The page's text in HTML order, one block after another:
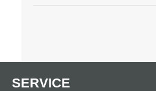
SERVICE